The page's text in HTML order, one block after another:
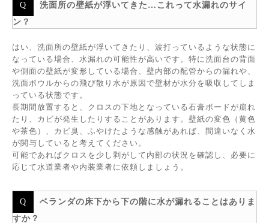
洗面所の壁紙が浮いてきた…これって水漏れのサイ
ン？
はい、洗面所の壁紙が浮いてきたり、波打っているような状態に
なっている場合、水漏れの可能性が高いです。特に洗面台の背面
や側面の壁紙が変形している場合、壁内部の配管からの漏れや、
洗面ボウルからの飛び散り水が原因で壁材が水分を吸収してしま
っている状態です。
長期間放置すると、クロスの下地となっている石膏ボードが崩れ
たり、カビが発生したりすることがあります。壁紙の変色（黄色
や茶色）、カビ臭、ふやけたような感触があれば、間違いなく水
が関与していると考えてください。
可能であればクロスを少し剥がして内部の状況を確認し、必要に
応じて水道業者や内装業者に依頼しましょう。
ベランダの床下から下の階に水が漏れることはありま
すか？